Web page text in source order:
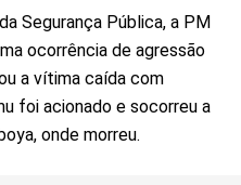
Segurança Pública, a PM
ocorrência de agressão
a vítima caída com
foi acionado e socorreu a
onde morreu.